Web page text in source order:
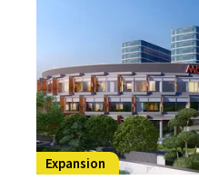
Expansion